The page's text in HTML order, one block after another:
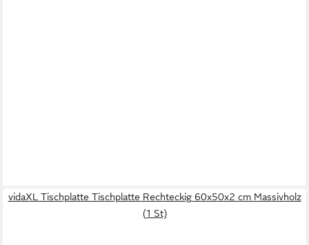
vidaXL Tischplatte Tischplatte Rechteckig 60x50x2 cm Massivholz
(1 St)